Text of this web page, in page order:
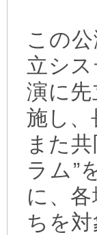
この
立シ
演に
施し、
また
ラム”
に、
ちを